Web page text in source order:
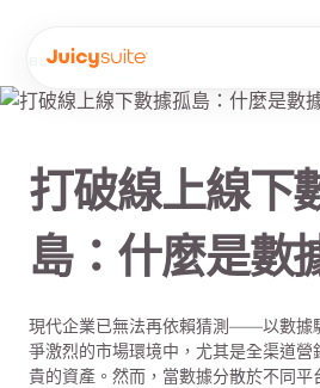
BLOG·ZH-HK
打破線上線下
島：什麼是數
現代企業已無法再依賴猜測——以數據
爭激烈的市場環境中，尤其是全渠道營
貴的資產。然而，當數據分散於不同